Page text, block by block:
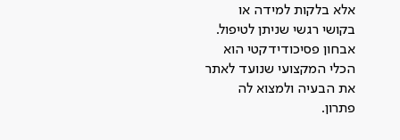
אלא בלקות למידה או
בקושי רגשי שניתן לטיפול.
אבחון פסיכודידקטי הוא
הכלי המקצועי שנועד לאתר
את הבעיה ולמצוא לה
פתרון.